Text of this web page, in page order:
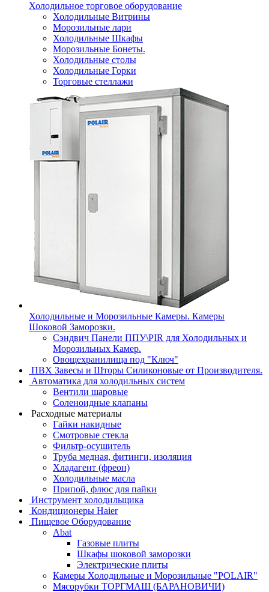
Холодильное торговое оборудование
Холодильные Витрины
Морозильные лари
Холодильные Шкафы
Морозильные Бонеты.
Холодильные столы
Холодильные Горки
Торговые стеллажи
Холодильные и Морозильные Камеры. Камеры
Шоковой Заморозки.
Сэндвич Панели ППУ\PIR для Холодильных и
Морозильных Камер.
Овощехранилища под "Ключ"
ПВХ Завесы и Шторы Силиконовые от Производителя.
Автоматика для холодильных систем
Вентили шаровые
Соленоидные клапаны
Расходные материалы
Гайки накидные
Смотровые стекла
Фильтр-осушитель
Труба медная, фитинги, изоляция
Хладагент (фреон)
Холодильные масла
Припой, флюс для пайки
Инструмент холодильщика
Кондиционеры Haier
Пищевое Оборудование
Abat
Газовые плиты
Шкафы шоковой заморозки
Электрические плиты
Камеры Холодильные и Морозильные "POLAIR"
Мясорубки ТОРГМАШ (БАРАНОВИЧИ)